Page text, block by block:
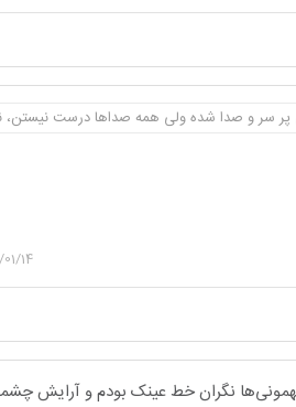
پر سر و صدا شده ولی همه صداها درست نیستن،
14
نگران خط عینک بودم و آرایش